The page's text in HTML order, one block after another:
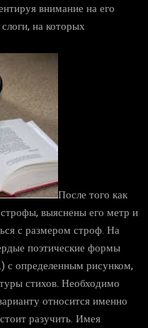
внимание на его
на которых
После того как
выяснены его метр и
с размером строф. На
поэтические формы
с определенным рисунком,
стихов. Необходимо
относится именно
разучить. Имея